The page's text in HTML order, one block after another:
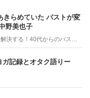
きらめていた バストが変
野美也子
バストが上がると女性の悩みは解決する！40代からのバスト革命「育乳ヨガ®」創始者 中野美也子
記録とオタク語りー